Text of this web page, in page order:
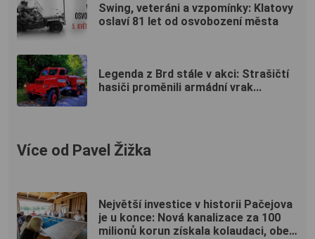
Swing, veteráni a vzpomínky: Klatovy
oslaví 81 let od osvobození města
Legenda z Brd stále v akci: Strašičtí
hasiči proměnili armádní vrak...
Více od Pavel Žižka
Největší investice v historii Pačejova
je u konce: Nová kanalizace za 100
milionů korun získala kolaudaci, obec